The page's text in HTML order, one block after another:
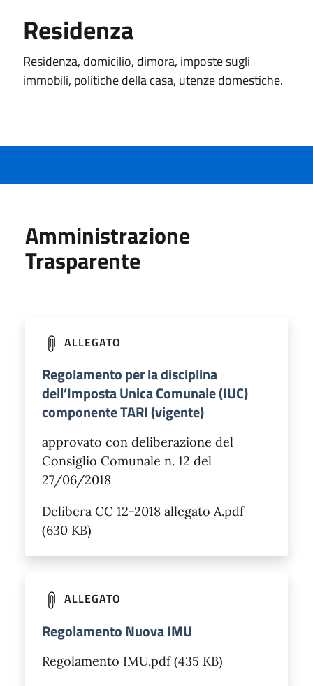
Residenza
Residenza, domicilio, dimora, imposte sugli
immobili, politiche della casa, utenze domestiche.
Amministrazione
Trasparente
ALLEGATO
Regolamento per la disciplina
dell’Imposta Unica Comunale (IUC)
componente TARI (vigente)
approvato con deliberazione del
Consiglio Comunale n. 12 del
27/06/2018
Delibera CC 12-2018 allegato A.pdf
(630 KB)
ALLEGATO
Regolamento Nuova IMU
Regolamento IMU.pdf (435 KB)